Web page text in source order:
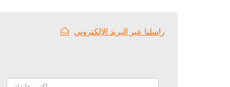
راسلنا عبر البريد الإلكتروني